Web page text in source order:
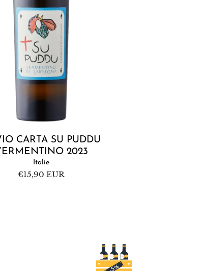
Ajouter au panier
CARTA SU PUDDU
2023
Italie
Prix
habituel
€15,90 EUR